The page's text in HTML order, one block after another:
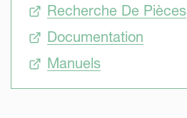
Recherche De Pièces
Documentation
Manuels